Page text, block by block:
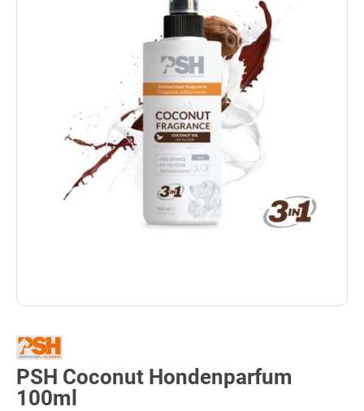
PSH Coconut Hondenparfum
100ml